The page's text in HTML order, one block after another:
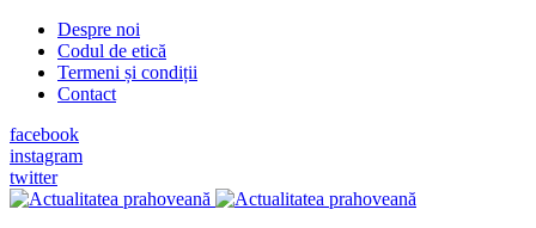
Despre noi
Codul de etică
Termeni și condiții
Contact
facebook
instagram
twitter